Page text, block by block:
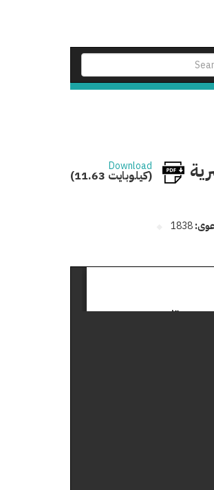
Download
(11.63 كيلوبايت)
1838